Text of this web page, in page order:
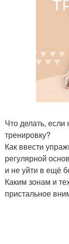
Что делать,
тренировку?
Как ввести
регулярной
и не уйти в ещё
Каким зонам и
пристальное